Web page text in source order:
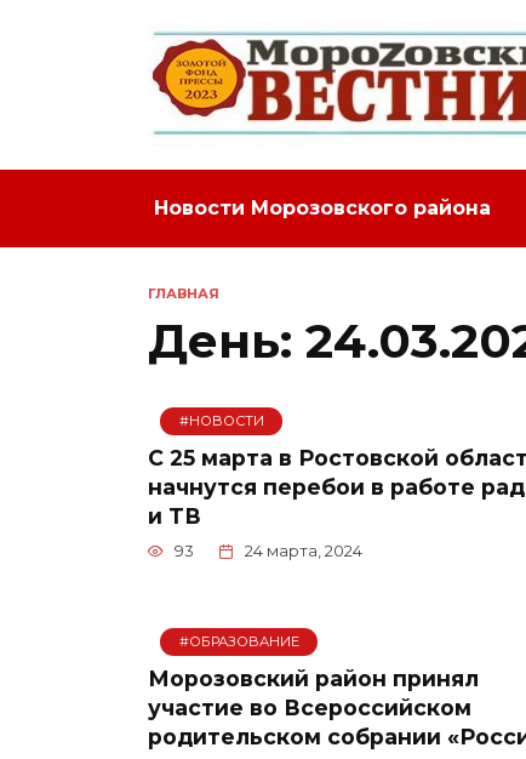
Новости Морозовского района
ГЛАВНАЯ
День:
#НОВОСТИ
С 25 марта в Ростовской
начнутся перебои в работе
и ТВ
93 24 марта, 2024
#ОБРАЗОВАНИЕ
Морозовский район принял
участие во Всероссийском
родительском собрании